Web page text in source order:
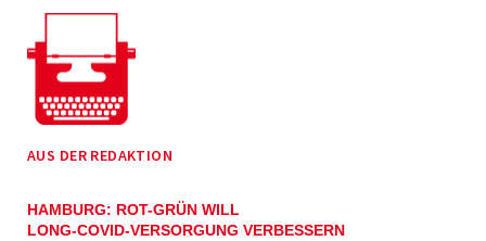
AUS DER REDAKTION
HAMBURG: ROT-GRÜN WILL
LONG-COVID-VERSORGUNG VERBESSERN